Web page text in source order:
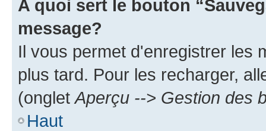
A quoi sert le bouton
message?
Il vous permet d'enregistrer les
plus tard. Pour les recharger,
(ongletAperçu --> Gestion des
Haut